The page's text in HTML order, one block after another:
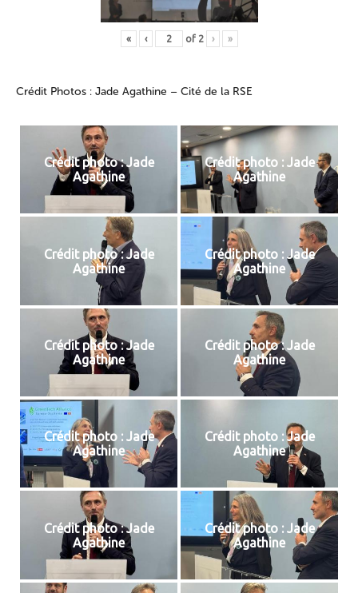
« ‹ of 2 › »
Crédit Photos : Jade Agathine – Cité de la RSE
Crédit photo : Jade
Agathine
Crédit photo : Jade
Agathine
Crédit photo : Jade
Agathine
Crédit photo : Jade
Agathine
Crédit photo : Jade
Agathine
Crédit photo : Jade
Agathine
Crédit photo : Jade
Agathine
Crédit photo : Jade
Agathine
Crédit photo : Jade
Agathine
Crédit photo : Jade
Agathine